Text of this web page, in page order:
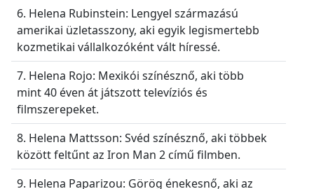
6. Helena Rubinstein: Lengyel származású
amerikai üzletasszony, aki egyik legismertebb
kozmetikai vállalkozóként vált híressé.
7. Helena Rojo: Mexikói színésznő, aki több
mint 40 éven át játszott televíziós és
filmszerepeket.
8. Helena Mattsson: Svéd színésznő, aki többek
között feltűnt az Iron Man 2 című filmben.
9. Helena Paparizou: Görög énekesnő, aki az